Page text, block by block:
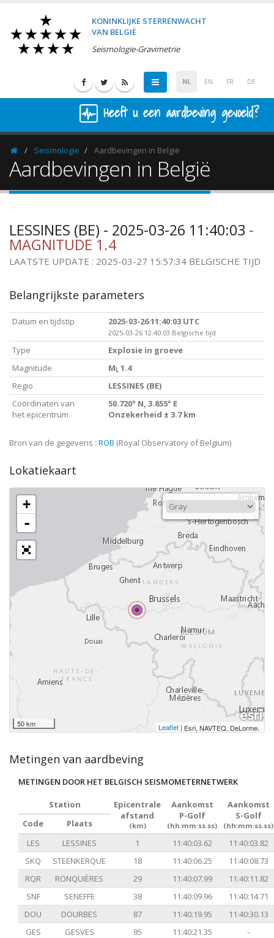
KONINKLIJKE STERRENWACHT
VAN BELGIË
Seismologie-Gravimetrie
NL EN FR DE
Heeft u een aardbeving gevoeld?
HomepageSeismologie Aardbevingen in België
Aardbevingen in België
LESSINES (BE) - 2025-03-26 11:40:03 -
MAGNITUDE 1.4
LAATSTE UPDATE : 2025-03-27 15:57:34 BELGISCHE TIJD
Belangrijkste parameters
Datum en tijdstip 2025-03-26 11:40:03 UTC
2025-03-26 12:40:03 Belgische tijd
Type
Explosie in groeve
Magnitude
M L 1.4
Regio
LESSINES (BE)
Coördinaten van
het epicentrum
50.720° N, 3.855° E
Onzekerheid ± 3.7 km
Bron van de gegevens : ROB (Royal Observatory of Belgium)
Lokatiekaart
+
-
50 km Leaflet | Esri, NAVTEQ, DeLorme,
Metingen van aardbeving
METINGEN DOOR HET BELGISCH SEISMOMETERNETWERK
Station
Epicentrale
afstand
(km)
Aankomst
P-Golf
(hh:mm:ss.ss)
Aankomst
S-Golf
(hh:mm:ss.ss)
Code
Plaats
LES
LESSINES 1 11:40:03.62
11:40:03.82
SKQ
STEENKERQUE 18 11:40:06.25
11:40:08.73
RQR
RONQUIÈRES 29 11:40:07.99
11:40:11.82
SNF
SENEFFE 38 11:40:09.96
11:40:14.71
DOU
DOURBES 87 11:40:19.95
11:40:30.13
GES
GESVES 95 11:40:21.35
-